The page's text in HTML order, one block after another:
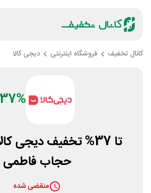
کانال تخفیف فروشگاه اینترنتی دیجی کالا
37%
تا 37% تخفیف دیجی
حجاب فاطمی
منقضی شده